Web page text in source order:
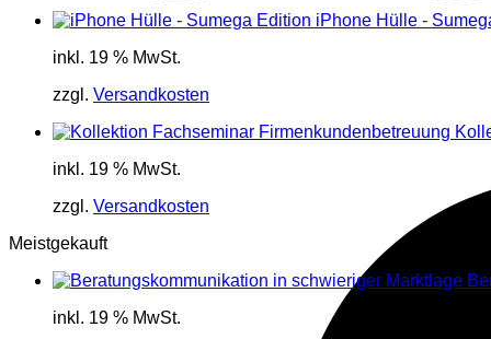
iPhone Hülle -
inkl. 19 % MwSt.
zzgl. Versandkosten
inkl. 19 % MwSt.
zzgl. Versandkosten
Meistgekauft
inkl. 19 % MwSt.